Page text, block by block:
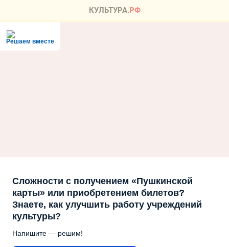
Решаем вместе
Сложности с получением «Пушкинской
карты» или приобретением билетов?
Знаете, как улучшить работу учреждений
культуры?
Напишите — решим!